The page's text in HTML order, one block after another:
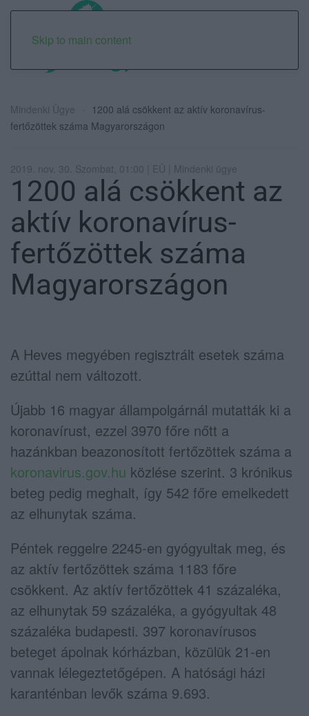
Skip to main content
Mindenki Ügye
1200 alá csökkent az aktív koronavírus-
fertőzöttek száma Magyarországon
2019. nov. 30. Szombat, 01:00 | EÜ | Mindenki ügye
1200 alá csökkent az
aktív koronavírus-
fertőzöttek száma
Magyarországon
A Heves megyében regisztrált esetek száma
ezúttal nem változott.
Újabb 16 magyar állampolgárnál mutatták ki a
koronavírust, ezzel 3970 főre nőtt a
hazánkban beazonosított fertőzöttek száma a
koronavirus.gov.hu közlése szerint. 3 krónikus
beteg pedig meghalt, így 542 főre emelkedett
az elhunytak száma.
Péntek reggelre 2245-en gyógyultak meg, és
az aktív fertőzöttek száma 1183 főre
csökkent. Az aktív fertőzöttek 41 százaléka,
az elhunytak 59 százaléka, a gyógyultak 48
százaléka budapesti. 397 koronavírusos
beteget ápolnak kórházban, közülük 21-en
vannak lélegeztetőgépen. A hatósági házi
karanténban levők száma 9.693.